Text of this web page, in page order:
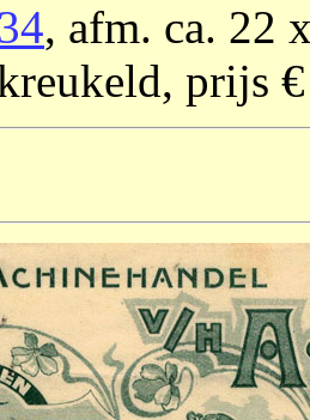
, afm. ca. 22
prijs